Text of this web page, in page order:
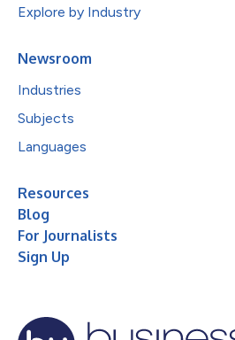
Explore by Industry
Newsroom
Industries
Subjects
Languages
Resources
Blog
For Journalists
Sign Up